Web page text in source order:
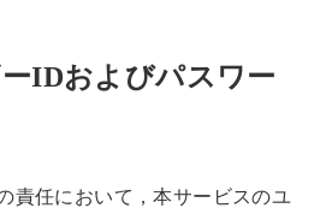
IDおよびパスワー
責任において，本サービスのユ